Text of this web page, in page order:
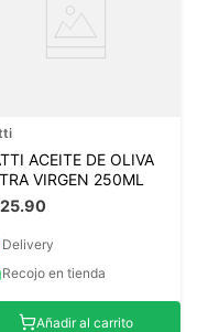
ACEITE DE OLIVA
VIRGEN 250ML
25.90
Delivery
Recojo en tienda
Añadir al carrito